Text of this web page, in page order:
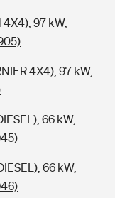
97 kW,
4X4), 97 kW,
66 kW,
66 kW,